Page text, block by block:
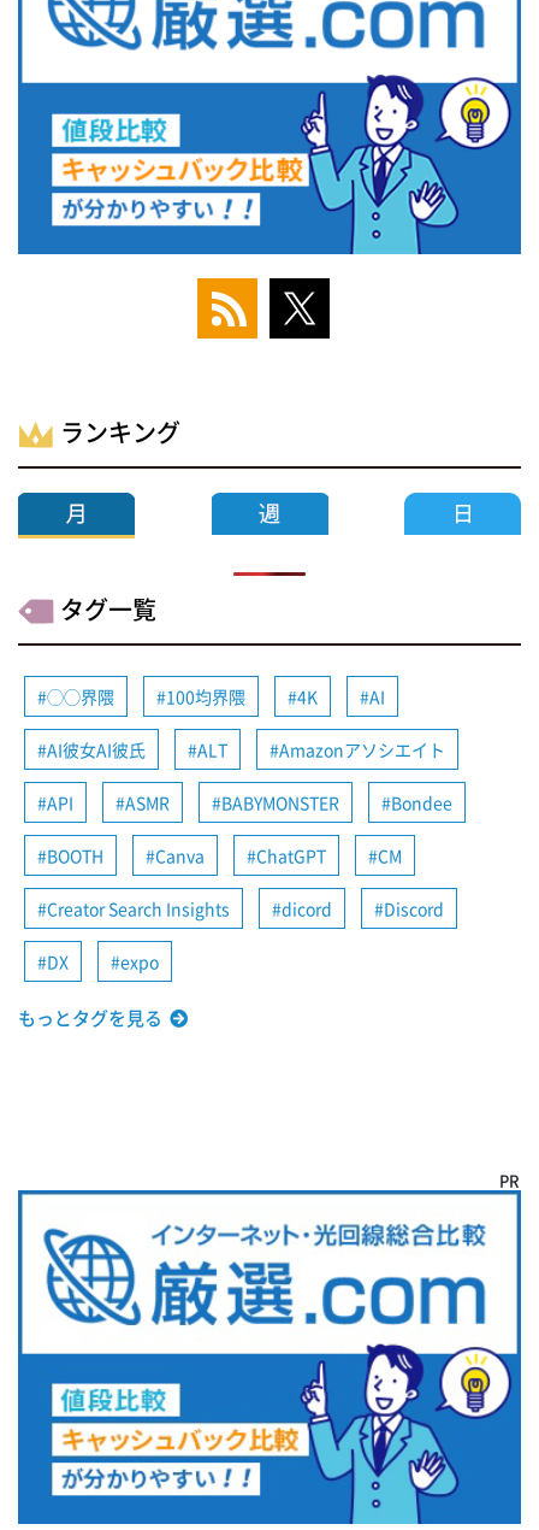
ランキング
タグ一覧
◯◯界隈 100均界隈 4K AI
AI彼女AI彼氏 ALT Amazonアソシエイト
API ASMR BABYMONSTER Bondee
BOOTH Canva ChatGPT CM
Creator Search Insights dicord Discord
DX expo
もっとタグを見る
PR